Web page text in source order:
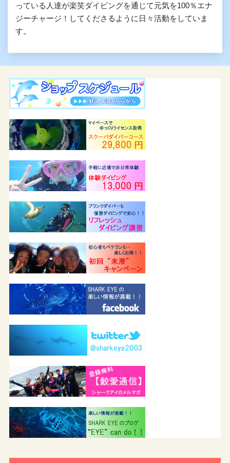
っている人達が楽笑ダイビングを通じて元気を100％エナ
ジーチャージ！してくださるように日々活動をしていま
す。